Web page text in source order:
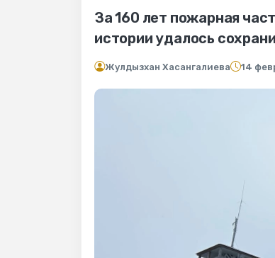
За 160 лет пожарная
истории удалось
Жулдызхан Хасангалиева 14